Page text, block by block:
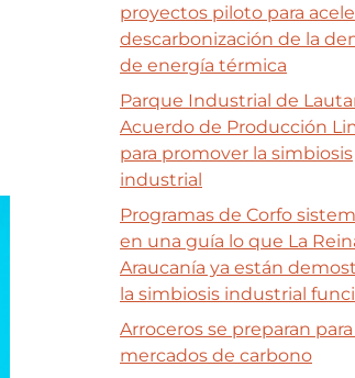
proyectos piloto para
descarbonización de la
de energía térmica
Parque Industrial de
Acuerdo de Producción
para promover la simbiosis
industrial
Programas de Corfo
en una guía lo que La
Araucanía ya están
la simbiosis industrial
Arroceros se preparan
mercados de carbono